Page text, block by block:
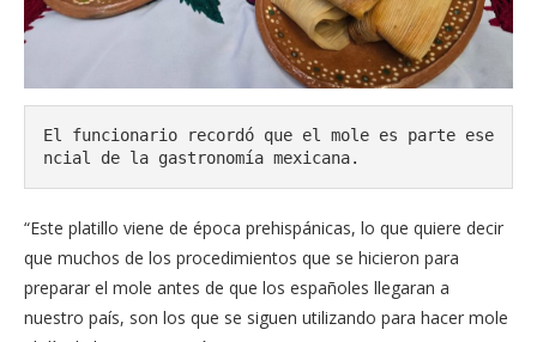
El funcionario recordó que el mole es parte ese
ncial de la gastronomía mexicana.
“Este platillo viene de época prehispánicas, lo que quiere decir
que muchos de los procedimientos que se hicieron para
preparar el mole antes de que los españoles llegaran a
nuestro país, son los que se siguen utilizando para hacer mole